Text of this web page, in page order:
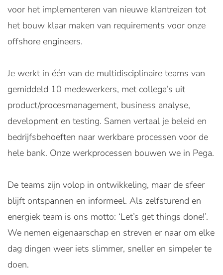
voor het implementeren van nieuwe klantreizen tot
het bouw klaar maken van requirements voor onze
offshore engineers.
Je werkt in één van de multidisciplinaire teams van
gemiddeld 10 medewerkers, met collega’s uit
product/procesmanagement, business analyse,
development en testing. Samen vertaal je beleid en
bedrijfsbehoeften naar werkbare processen voor de
hele bank. Onze werkprocessen bouwen we in Pega.
De teams zijn volop in ontwikkeling, maar de sfeer
blijft ontspannen en informeel. Als zelfsturend en
energiek team is ons motto: ‘Let’s get things done!’.
We nemen eigenaarschap en streven er naar om elke
dag dingen weer iets slimmer, sneller en simpeler te
doen.